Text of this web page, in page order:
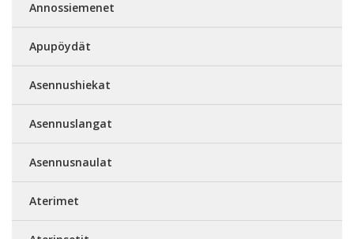
Annossiemenet
Apupöydät
Asennushiekat
Asennuslangat
Asennusnaulat
Aterimet